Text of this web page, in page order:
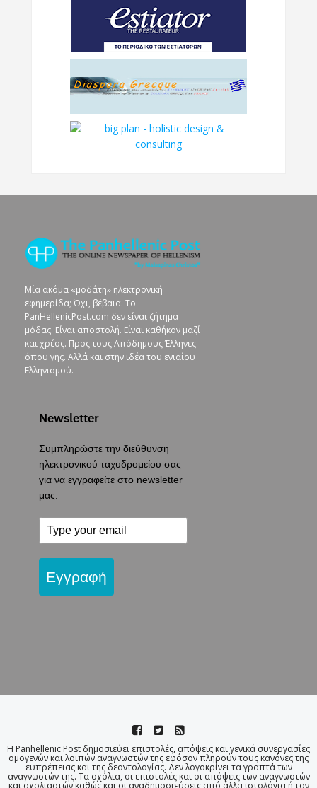
Μία ακόμα «μοδάτη» ηλεκτρονική
εφημερίδα; Όχι, βέβαια. To
PanHellenicPost.com δεν είναι ζήτημα
μόδας. Είναι αποστολή. Είναι καθήκον μαζί
και χρέος. Προς τους Απόδημους Έλληνες
όπου γης. Αλλά και στην ιδέα του ενιαίου
Ελληνισμού.
Newsletter
Συμπληρώστε την διεύθυνση
ηλεκτρονικού ταχυδρομείου σας
για να εγγραφείτε στο newsletter
μας.
Εγγραφή
Η Panhellenic Post δημοσιεύει επιστολές, απόψεις και γενικά συνεργασίες
ομογενών και λοιπών αναγνωστών της εφόσον πληρούν τους κανόνες της
ευπρέπειας και της δεοντολογίας. Δεν λογοκρίνει τα γραπτά των
αναγνωστών της. Τα σχόλια, οι επιστολές και οι απόψεις των αναγνωστών